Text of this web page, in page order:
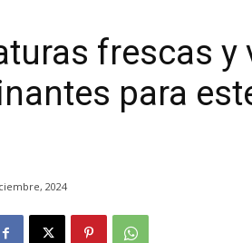
frescas y
para
2024